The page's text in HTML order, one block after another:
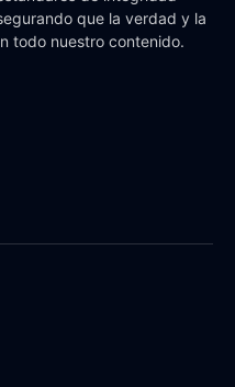
que la verdad y la
todo nuestro contenido.